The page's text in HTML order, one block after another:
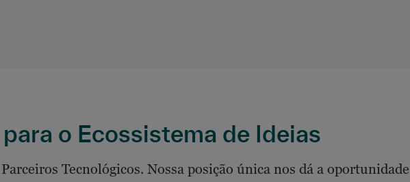
o Ecossistema de Ideias
Tecnológicos. Nossa posição única nos dá a